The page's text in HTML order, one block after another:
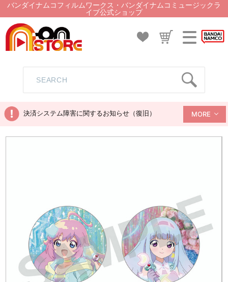
バンダイナムコフィルムワークス・バンダイナムコミュージックラ
イブ公式ショップ
決済システム障害に関するお知らせ（復旧） MORE